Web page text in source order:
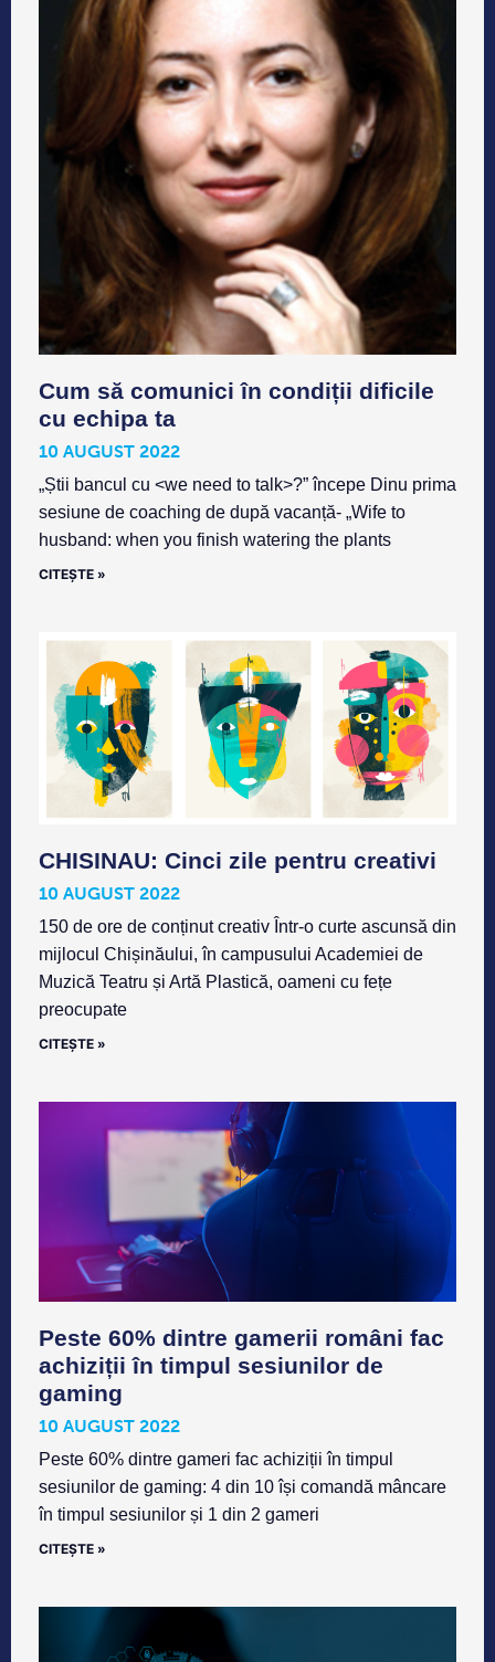
Cum să comunici în condiții dificile
cu echipa ta
10 AUGUST 2022
„Știi bancul cu <we need to talk>?” începe Dinu prima
sesiune de coaching de după vacanță- „Wife to
husband: when you finish watering the plants
CITEȘTE »
CHISINAU: Cinci zile pentru creativi
10 AUGUST 2022
150 de ore de conținut creativ Într-o curte ascunsă din
mijlocul Chișinăului, în campusului Academiei de
Muzică Teatru și Artă Plastică, oameni cu fețe
preocupate
CITEȘTE »
Peste 60% dintre gamerii români fac
achiziții în timpul sesiunilor de
gaming
10 AUGUST 2022
Peste 60% dintre gameri fac achiziții în timpul
sesiunilor de gaming: 4 din 10 își comandă mâncare
în timpul sesiunilor și 1 din 2 gameri
CITEȘTE »